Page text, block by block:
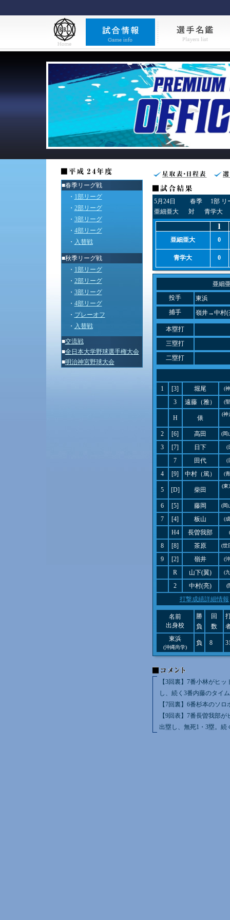
■春季リーグ戦
・ 1部リーグ
・ 2部リーグ
・ 3部リーグ
・ 4部リーグ
・ 入替戦
■秋季リーグ戦
・ 1部リーグ
・ 2部リーグ
・ 3部リーグ
・ 4部リーグ
・ プレーオフ
・ 入替戦
■交流戦
■全日本大学野球選手権大会
■明治神宮野球大会
5月24日 春季
1部 リ
亜細亜大
対 青学大
亜細亜大 0
青学大 0
亜細
投手
東浜
捕手
嶺井→中村(
本塁打
三塁打
二塁打
1 [3] 堀尾 (
3 遠藤（雅） (
H 俵
(神
2 [6] 高田 (岡
3 [7] 日下 (
7 田代 (
4 [9] 中村（篤） (
5 [D] 柴田
(東
6 [5] 藤岡 (岡
7 [4] 板山 (
H4 長曽我部
8 [8] 茶原 (世
9 [2] 嶺井 (
R 山下(翼) (
2 中村(亮) (
打撃成績詳細情報
名前
出身校
勝
負
回
数
東浜
(沖縄尚学)
負 8
【3回裏】7番小林がヒ
し、続く3番内藤のタイ
【7回裏】6番杉本のソ
【9回表】7番長曽我部
出塁し、無死1・3塁。続